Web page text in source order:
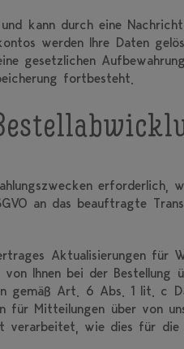
kann durch eine
werden Ihre Daten
gesetzlichen
fortbesteht.
erforderlich,
an das beauftragte
Aktualisierungen für
Ihnen bei der Bestellung
gemäß Art. 6 Abs. 1 lit. c
Mitteilungen über von
verarbeitet, wie dies für